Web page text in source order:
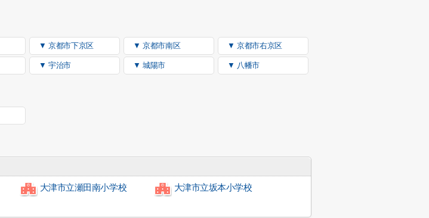
▼ 京都市下京区 ▼ 京都市南区 ▼ 京都市右京区
▼ 宇治市 ▼ 城陽市 ▼ 八幡市
大津市立瀬田南小学校
大津市立坂本小学校